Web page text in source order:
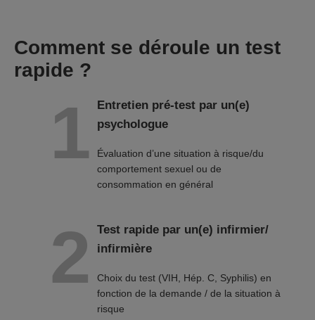
Comment se déroule un test
rapide ?
Entretien pré-test par un(e)
psychologue
Évaluation d’une situation à risque/du
comportement sexuel ou de
consommation en général
Test rapide par un(e) infirmier/
infirmière
Choix du test (VIH, Hép. C, Syphilis) en
fonction de la demande / de la situation à
risque